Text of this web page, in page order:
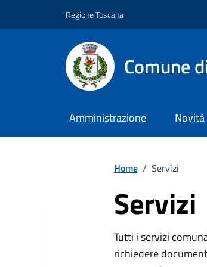
Regione Toscana
Comune
Amministrazione Novità
Home / Servizi
Servizi
Descrizione breve
Tutti i servizi
richiedere